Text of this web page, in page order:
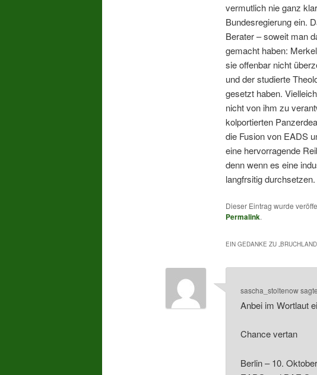
vermutlich nie ganz
Bundesregierung ein.
Berater – soweit man
gemacht haben:
sie offenbar nicht
und der studierte
gesetzt haben.
nicht von ihm zu
kolportierten
die Fusion von EADS
eine hervorragende
denn wenn es eine
langfrsitig durchsetzen.
Dieser Eintrag wurde
Permalink.
EIN GEDANKE ZU „
sascha_stoltenow
Anbei im Wortlaut
Chance vertan
Berlin – 10.